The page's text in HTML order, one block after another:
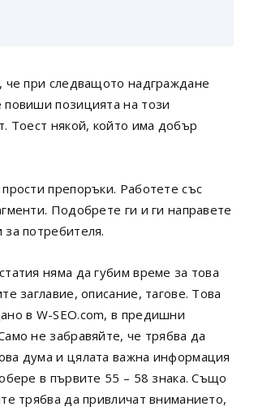
че при следващото надграждане
повиши позицията на този
Тоест някой, който има добър
препоръки. Работете със
Подобрете ги и ги направете
за потребителя.
няма да губим време за това
заглавие, описание, тагове. Това
в W-SEO.com, в предишни
не забравяйте, че трябва да
дума и цялата важна информация
в първите 55 – 58 знака. Също
трябва да привличат вниманието,